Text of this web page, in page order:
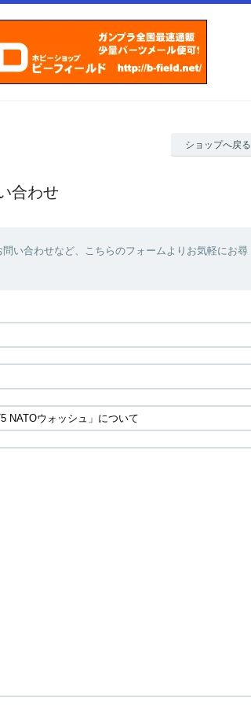
ショップへ戻る
合わせ
い合わせなど、こちらのフォームよりお気軽にお尋